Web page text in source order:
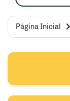
Página Inicial